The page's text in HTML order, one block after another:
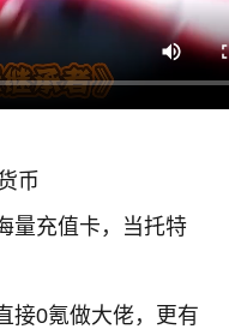
币
量充值卡，当托特
接0氪做大佬，更有